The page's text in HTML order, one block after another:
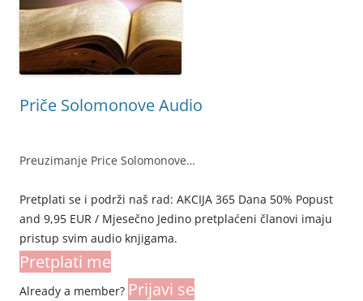
Priče Solomonove Audio
Preuzimanje Price Solomonove…
Pretplati se i podrži naš rad: AKCIJA 365 Dana 50% Popust
and 9,95 EUR / Mjesečno Jedino pretplaćeni članovi imaju
pristup svim audio knjigama.
Pretplati me
Already a member? Prijavi se